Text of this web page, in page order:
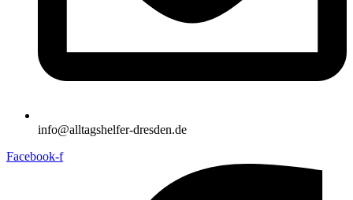
info@alltagshelfer-dresden.de
Facebook-f